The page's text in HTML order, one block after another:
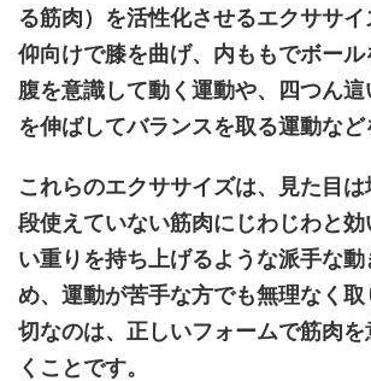
る筋肉）を活性化させるエクササイ
仰向けで膝を曲げ、内ももでボー
腹を意識して動く運動や、四つん
を伸ばしてバランスを取る運動など
これらのエクササイズは、見た目
段使えていない筋肉にじわじわと
い重りを持ち上げるような派手な
め、運動が苦手な方でも無理なく
切なのは、正しいフォームで筋肉
くことです。